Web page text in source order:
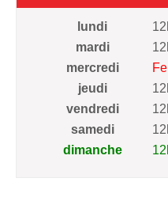
lundi
mardi
mercredi
jeudi
vendredi
samedi
dimanche